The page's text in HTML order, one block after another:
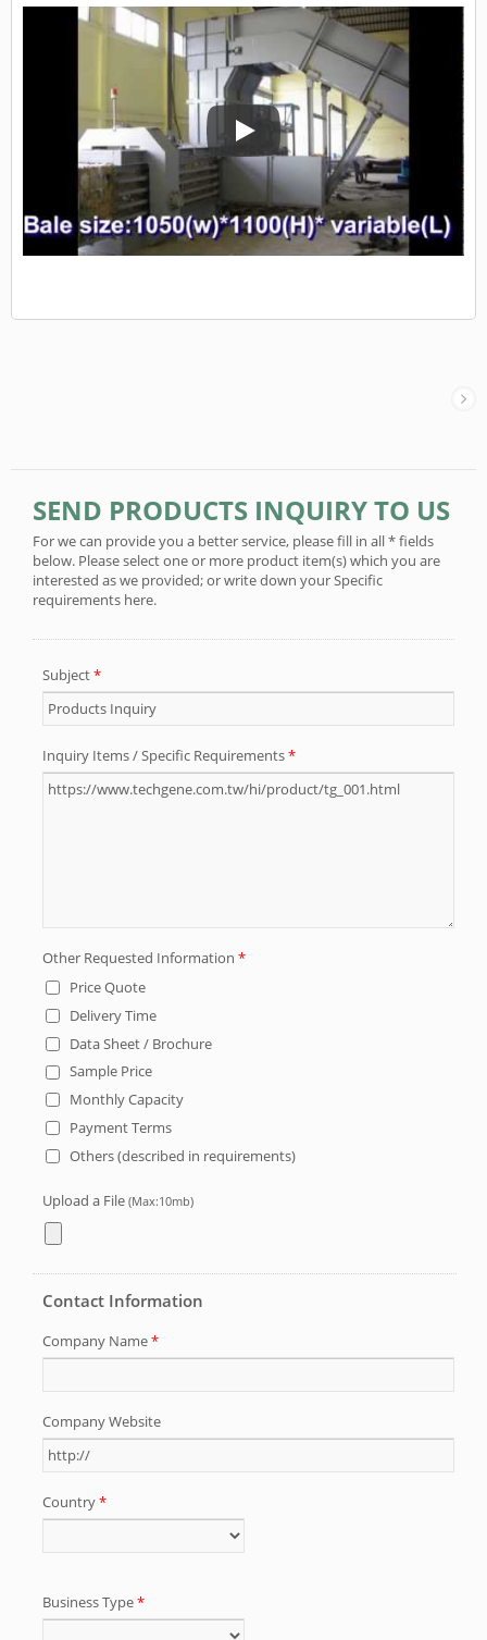
स्वचालित क्षैतिज बेलिंग मशीन